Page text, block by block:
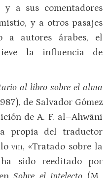
y a sus comentadores
y a otros pasajes
a autores árabes, el
la influencia de
al libro sobre el alma
de Salvador Gómez
de A. F. al–Ahwānī
propia del traductor
viii, «Tratado sobre la
ha sido reeditado por